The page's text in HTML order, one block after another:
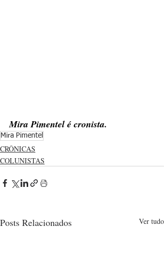
Mira Pimentel é cronista.
Mira Pimentel
CRÔNICAS
COLUNISTAS
Posts Relacionados Ver tudo